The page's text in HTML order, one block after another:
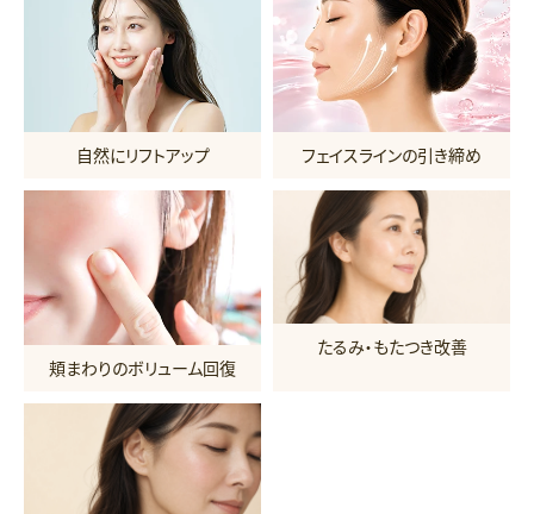
自然にリフトアップ フェイスラインの引き締め
頬まわりのボリューム回復
たるみ・もたつき改善